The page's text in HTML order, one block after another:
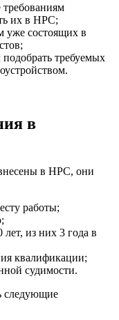
требованиям
их в НРС;
уже состоящих в
требуемых
в
в НРС, они
работы;
лет, из них 3 года в
квалификации;
судимости.
следующие